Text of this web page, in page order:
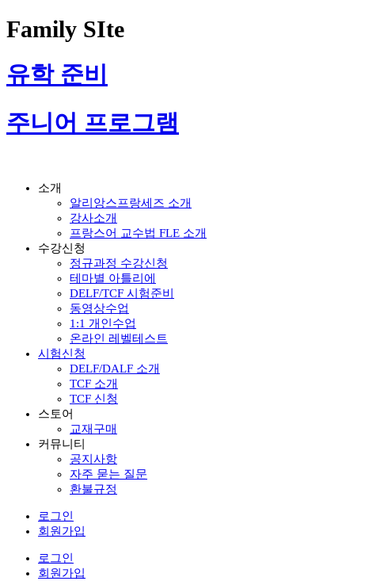
Family SIte
유학 준비
주니어 프로그램
소개
알리앙스프랑세즈 소개
강사소개
프랑스어 교수법 FLE 소개
수강신청
정규과정 수강신청
테마별 아틀리에
DELF/TCF 시험준비
동영상수업
1:1 개인수업
온라인 레벨테스트
시험신청
DELF/DALF 소개
TCF 소개
TCF 신청
스토어
교재구매
커뮤니티
공지사항
자주 묻는 질문
환불규정
로그인
회원가입
로그인
회원가입